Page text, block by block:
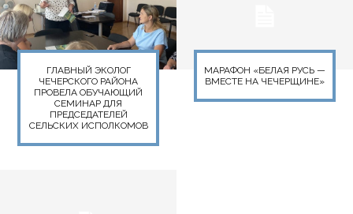
ГЛАВНЫЙ ЭКОЛОГ
ЧЕЧЕРСКОГО РАЙОНА
ПРОВЕЛА ОБУЧАЮЩИЙ
СЕМИНАР ДЛЯ
ПРЕДСЕДАТЕЛЕЙ
СЕЛЬСКИХ ИСПОЛКОМОВ
МАРАФОН «БЕЛАЯ РУСЬ —
ВМЕСТЕ НА ЧЕЧЕРЩИНЕ»